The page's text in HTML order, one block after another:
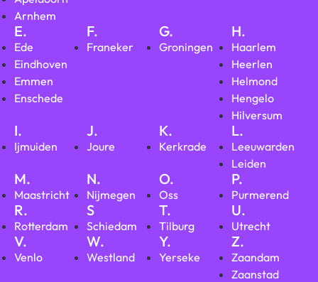
Arnhem
E.
Ede
Eindhoven
Emmen
Enschede
F.
Franeker
G.
Groningen
H.
Haarlem
Heerlen
Helmond
Hengelo
Hilversum
I.
Ijmuiden
J.
Joure
K.
Kerkrade
L.
Leeuwarden
Leiden
M.
Maastricht
N.
Nijmegen
O.
Oss
P.
Purmerend
R.
Rotterdam
S
Schiedam
T.
Tilburg
U.
Utrecht
V.
Venlo
W.
Westland
Y.
Yerseke
Z.
Zaandam
Zaanstad